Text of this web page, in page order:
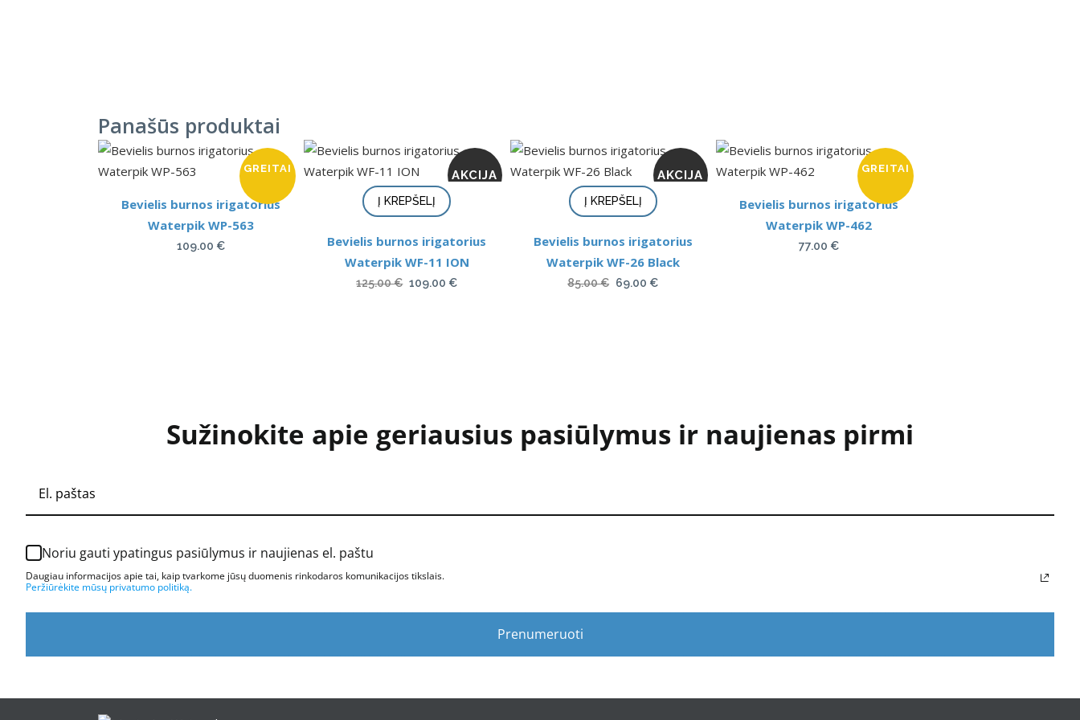
Panašūs produktai
GREITAI
Bevielis burnos irigatorius
Waterpik WP-563
109.00 €
AKCIJA
Į KREPŠELĮ
Bevielis burnos irigatorius
Waterpik WF-11 ION
125.00€ Original
109.00 €Current
AKCIJA
Į KREPŠELĮ
Bevielis burnos irigatorius
Waterpik WF-26 Black
85.00€ Original
69.00 €Current
GREITAI
Bevielis burnos irigatorius
Waterpik WP-462
77.00 €
Sužinokite apie geriausius pasiūlymus ir naujienas pirmi
Noriu gauti ypatingus pasiūlymus ir naujienas el. paštu
Daugiau informacijos apie tai, kaip tvarkome jūsų duomenis rinkodaros komunikacijos tikslais.
Peržiūrėkite mūsų privatumo politiką.
Prenumeruoti